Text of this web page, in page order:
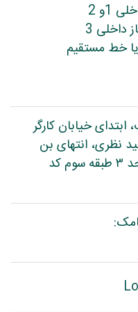
2
3
ارتباط با مدیریت داخلی 4 یا خط مستقیم
خیابان کارگر
نظری، انتهای بن
بست بختیاری پلاک ۷ واحد ۳ طبقه سوم کد